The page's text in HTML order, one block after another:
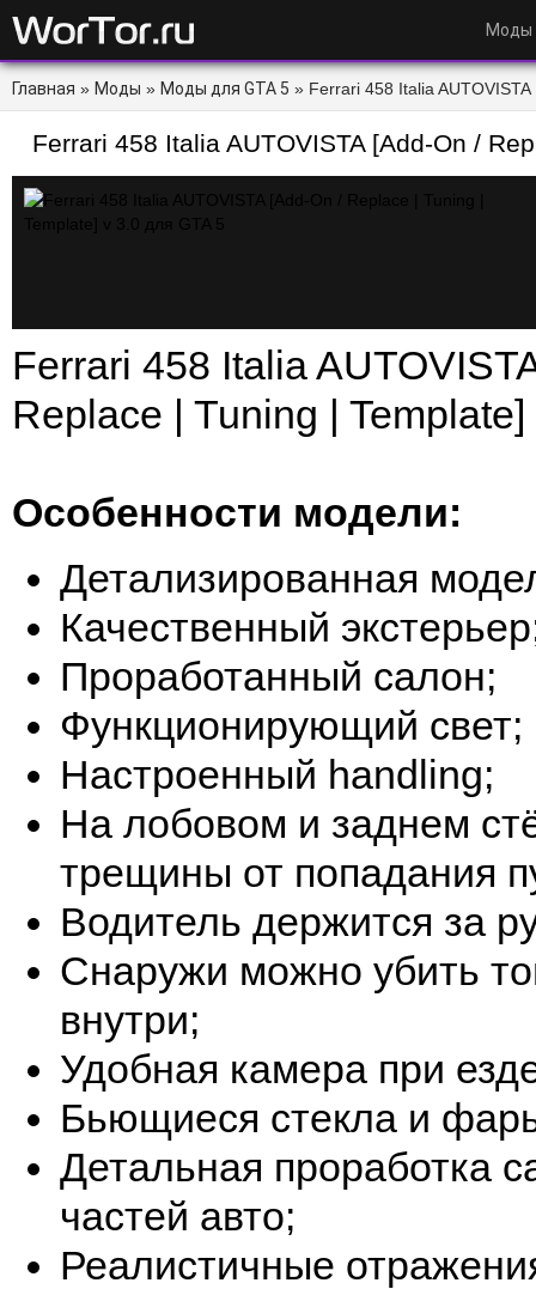
Моды
Главная » Моды » Моды для GTA 5 » Ferrari 458 Italia
Ferrari 458 Italia AUTOVISTA [Add-On /
Template] v 3.0 для GTA 5
Ferrari 458 Italia
Replace | Tuning |
Особенности модели:
Детализированная
Качественный
Проработанный салон;
Функционирующий свет;
Настроенный handling;
На лобовом и заднем
трещины от попадания
Водитель держится за
Снаружи можно убить
внутри;
Удобная камера при
Бьющиеся стекла и
Детальная проработка
частей авто;
Реалистичные